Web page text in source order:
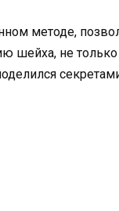
методе,
шейха, не только